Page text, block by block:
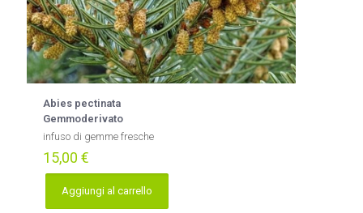
Abies pectinata
Gemmoderivato
infuso di gemme fresche
15,00 €
Aggiungi al carrello